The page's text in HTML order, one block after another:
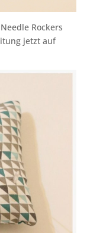
Rockers
jetzt auf